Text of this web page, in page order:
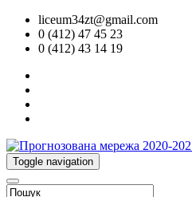
liceum34zt@gmail.com
0 (412) 47 45 23
0 (412) 43 14 19
Toggle navigation